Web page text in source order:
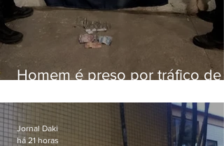
Homem é preso por tráfico de
Jornal Daki
há 21 horas